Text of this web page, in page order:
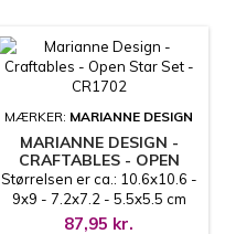
MÆRKER: MARIANNE DESIGN
MARIANNE DESIGN -
CRAFTABLES - OPEN
STAR SET - CR1702
Størrelsen er ca.: 10.6x10.6 -
9x9 - 7.2x7.2 - 5.5x5.5 cm
87,95 kr.